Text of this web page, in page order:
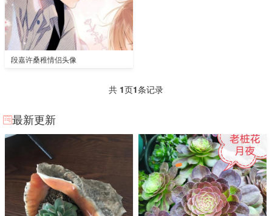
段嘉许桑稚情侣头像
共 1页1条记录
最新更新